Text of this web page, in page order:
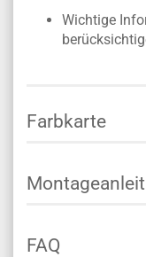
Wichtige
Farbkarte
FAQ